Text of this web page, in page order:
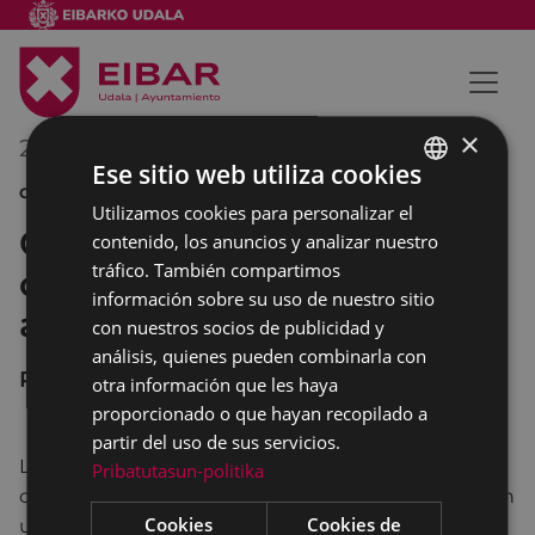
26/11/2014
CHARLA
Conferencia: Patologías del
oído interno. El vértigo y las
alteraciones del equlibrio
PORTALEA
Los doctores Carlos Saga y Xabier Altuna,
otorrinolaringólogos de la Policlínica Gipuzkoa darán
una charla en Portalea el día 26 de noviembre a las
BASQUE
SPANISH
×
Ese sitio web utiliza cookies
Utilizamos cookies para personalizar el
contenido, los anuncios y analizar nuestro
tráfico. También compartimos
información sobre su uso de nuestro sitio
con nuestros socios de publicidad y
análisis, quienes pueden combinarla con
otra información que les haya
proporcionado o que hayan recopilado a
partir del uso de sus servicios.
Pribatutasun-politika
Cookies
Cookies de